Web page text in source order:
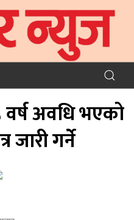
अवधि भएको
जारी गर्ने